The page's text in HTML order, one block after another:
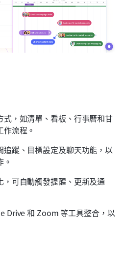
式，如清單、看板、行事曆和甘
流程。
追蹤、目標設定及聊天功能，以
，可自動觸發提醒、更新及通
Drive 和 Zoom 等工具整合，以